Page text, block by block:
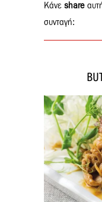
Κάνε share
συνταγή: